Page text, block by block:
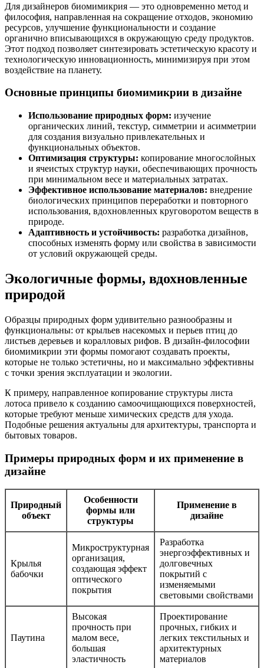
Для дизайнеров биомимикрия — это одновременно метод и
философия, направленная на сокращение отходов, экономию
ресурсов, улучшение функциональности и создание
органично вписывающихся в окружающую среду продуктов.
Этот подход позволяет синтезировать эстетическую красоту и
технологическую инновационность, минимизируя при этом
воздействие на планету.
Основные принципы биомимикрии в дизайне
Использование природных форм: изучение
органических линий, текстур, симметрии и асимметрии
для создания визуально привлекательных и
функциональных объектов.
Оптимизация структуры: копирование многослойных
и ячеистых структур науки, обеспечивающих прочность
при минимальном весе и материальных затратах.
Эффективное использование материалов: внедрение
биологических принципов переработки и повторного
использования, вдохновленных круговоротом веществ в
природе.
Адаптивность и устойчивость: разработка дизайнов,
способных изменять форму или свойства в зависимости
от условий окружающей среды.
Экологичные формы, вдохновленные
природой
Образцы природных форм удивительно разнообразны и
функциональны: от крыльев насекомых и перьев птиц до
листьев деревьев и коралловых рифов. В дизайн-философии
биомимикрии эти формы помогают создавать проекты,
которые не только эстетичны, но и максимально эффективны
с точки зрения эксплуатации и экологии.
К примеру, направленное копирование структуры листа
лотоса привело к созданию самоочищающихся поверхностей,
которые требуют меньше химических средств для ухода.
Подобные решения актуальны для архитектуры, транспорта и
бытовых товаров.
Примеры природных форм и их применение в
дизайне
Природный
объект
Особенности
формы или
структуры
Применение в
дизайне
Крылья
бабочки
Микроструктурная
организация,
создающая эффект
оптического
покрытия
Разработка
энергоэффективных и
долговечных
покрытий с
изменяемыми
световыми свойствами
Паутина
Высокая
прочность при
малом весе,
большая
эластичность
Проектирование
прочных, гибких и
легких текстильных и
архитектурных
материалов